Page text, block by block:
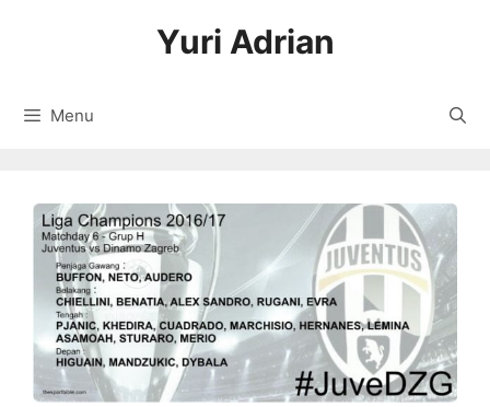
Yuri Adrian
Menu